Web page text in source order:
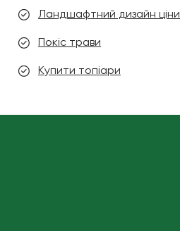
Ландшафтний дизайн ціни
Покіс трави
Купити топіари